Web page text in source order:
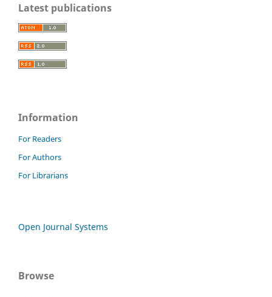
Latest publications
Information
For Readers
For Authors
For Librarians
Open Journal Systems
Browse